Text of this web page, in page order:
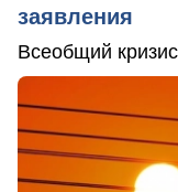
заявления
Всеобщий кризис